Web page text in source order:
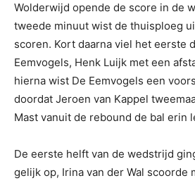
Wolderwijd opende de score in de
tweede minuut wist de thuisploeg
scoren. Kort daarna viel het eerste
Eemvogels, Henk Luijk met een
hierna wist De Eemvogels een
doordat Jeroen van Kappel
Mast vanuit de rebound de bal erin
De eerste helft van de wedstrijd
gelijk op, Irina van der Wal scoorde